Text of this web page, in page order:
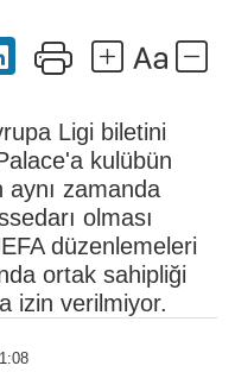
Ligi biletini
kulübün
zamanda
olması
düzenlemeleri
ortak sahipliği
izin verilmiyor.